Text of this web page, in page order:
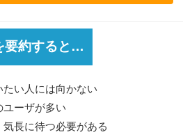
要約すると…
い人には向かない
ーザが多い
長に待つ必要がある